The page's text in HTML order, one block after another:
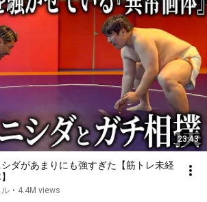
23:43
ダがあまりにも強すぎた【筋トレ未経
ル • 4.4M views